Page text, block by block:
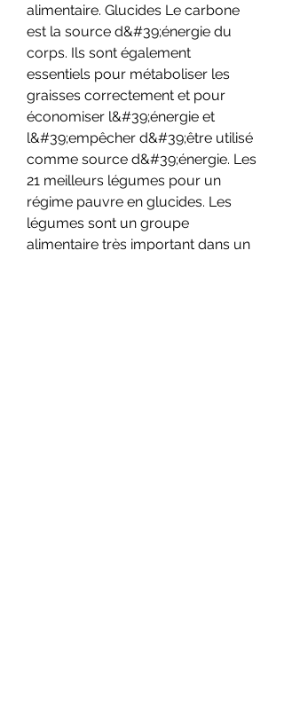
alimentaire. Glucides Le carbone
est la source d&#39;énergie du
corps. Ils sont également
essentiels pour métaboliser les
graisses correctement et pour
économiser l&#39;énergie et
l&#39;empêcher d&#39;être utilisé
comme source d&#39;énergie. Les
21 meilleurs légumes pour un
régime pauvre en glucides. Les
légumes sont un groupe
alimentaire très important dans un